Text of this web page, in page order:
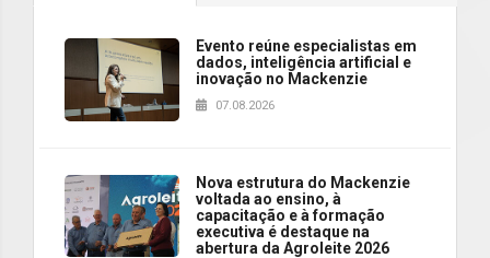
Evento reúne especialistas em
dados, inteligência artificial e
inovação no Mackenzie
07.08.2026
Nova estrutura do Mackenzie
voltada ao ensino, à
capacitação e à formação
executiva é destaque na
abertura da Agroleite 2026